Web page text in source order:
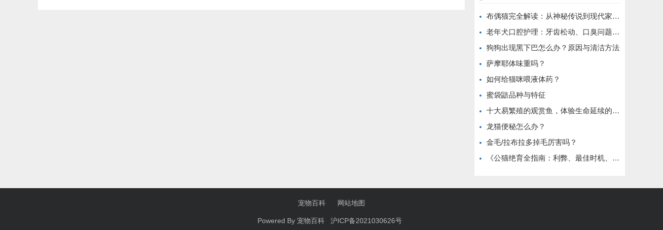
布偶猫完全解读：从神秘传说到现代家庭伴侣的蜕变之路。
老年犬口腔护理：牙齿松动、口臭问题解决
狗狗出现黑下巴怎么办？原因与清洁方法
萨摩耶体味重吗？
如何给猫咪喂液体药？
蜜袋鼯品种与特征
十大易繁殖的观赏鱼，体验生命延续的乐趣
龙猫便秘怎么办？
金毛/拉布拉多掉毛厉害吗？
《公猫绝育全指南：利弊、最佳时机、术前准备与术后护理》
宠物百科 网站地图
Powered By 宠物百科 沪ICP备2021030626号